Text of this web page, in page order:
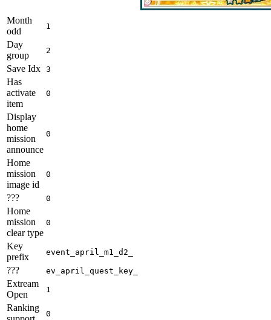
Month
odd
1
Day
group
2
Save Idx 3
Has
activate
item
0
Display
home
mission
announce
0
Home
mission
image id
0
??? 0
Home
mission
clear type
0
Key
prefix
event_april_m1_d2_
??? ev_april_quest_key_
Extream
Open
1
Ranking
0